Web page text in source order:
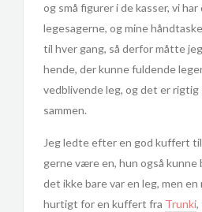
og små figurer i de kasser, vi
legesagerne, og mine
til hver gang, så derfor måtte
hende, der kunne fuldende
vedblivende leg, og det er rigtig
sammen.
Jeg ledte efter en god kuffert
gerne være en, hun også
det ikke bare var en leg, men
hurtigt for en kuffert fra Trunki,